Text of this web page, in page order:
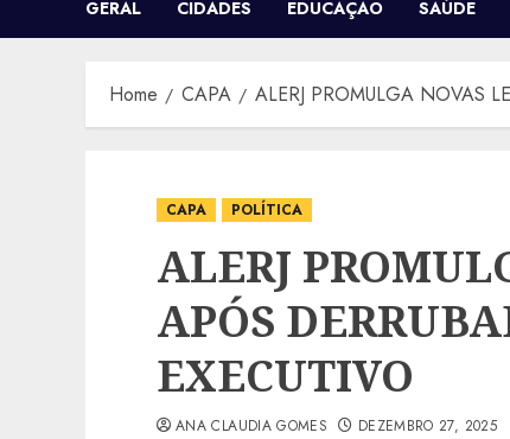
GERAL CIDADES EDUCAÇÃO SAÚDE
Home CAPA ALERJ PROMULGA NOVAS
CAPA POLÍTICA
ALERJ
APÓS
EXECUTIVO
ANA CLAUDIA GOMES DEZEMBRO 27, 2025